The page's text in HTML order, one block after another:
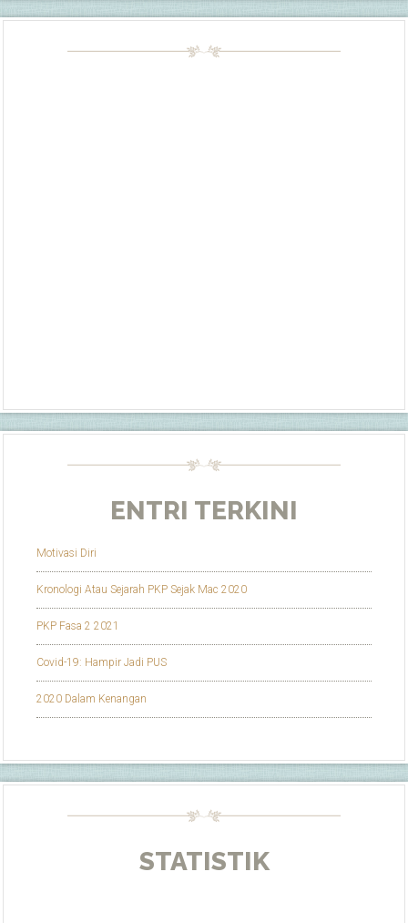
ENTRI TERKINI
Motivasi Diri
Kronologi Atau Sejarah PKP Sejak Mac 2020
PKP Fasa 2 2021
Covid-19: Hampir Jadi PUS
2020 Dalam Kenangan
STATISTIK